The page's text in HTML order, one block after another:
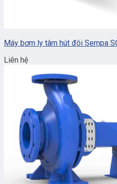
Máy bơm ly tâm hút đôi Sempa
Liên hệ